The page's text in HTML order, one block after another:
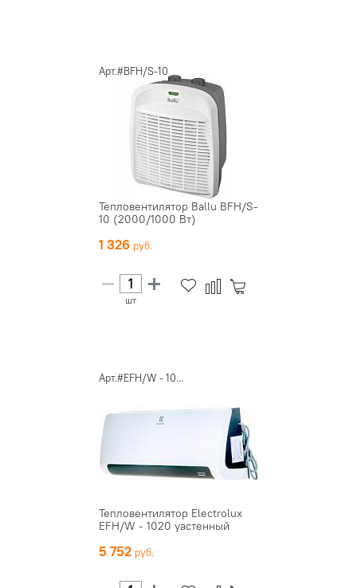
Арт.#BFH/S-10
Тепловентилятор Ballu BFH/S-
10 (2000/1000 Вт)
1 326
шт
Арт.#EFH/W - 10...
Тепловентилятор Electrolux
EFH/W - 1020 yастенный
5 752